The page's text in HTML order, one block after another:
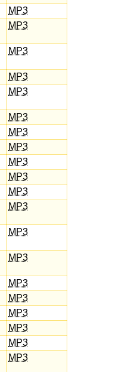
MP3
MP3
MP3
MP3
MP3
MP3
MP3
MP3
MP3
MP3
MP3
MP3
MP3
MP3
MP3
MP3
MP3
MP3
MP3
MP3